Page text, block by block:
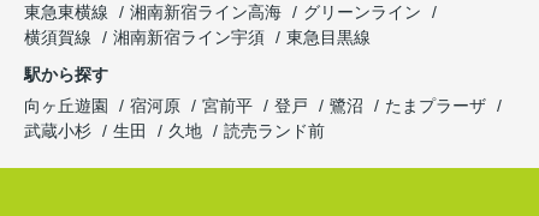
東急東横線
湘南新宿ライン高海
グリーンライン
横須賀線
湘南新宿ライン宇須
東急目黒線
駅から探す
向ヶ丘遊園
宿河原 宮前平 登戸 鷺沼
たまプラーザ
武蔵小杉
生田 久地 読売ランド前